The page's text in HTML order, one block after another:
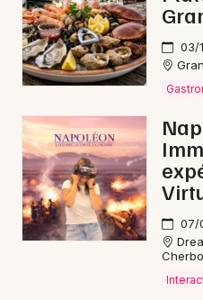
Magazine à Avranches
Choisir mes départements
03/
07/